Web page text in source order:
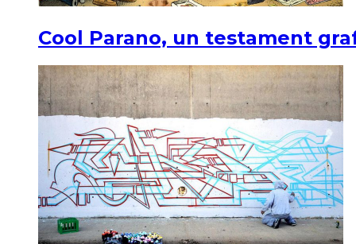
Cool Parano, un testament